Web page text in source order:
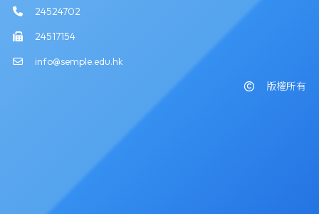
24524702
24517154
info@semple.edu.hk
版權所有